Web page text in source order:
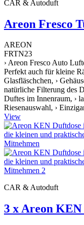
CAR & Autoduft
Areon Fresco
AREON
FRTN23
› Areon Fresco Auto
Perfekt auch für kleine
Glasfläschchen, ›
natürliche Filterung des
Duftes im Innenraum, ›
Riesenauswahl, ›
View
CAR & Autoduft
3 x Areon